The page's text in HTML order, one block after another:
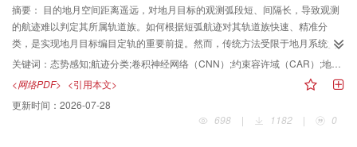
摘要： 目的地月空间距离遥远，对地月目标的观测弧段短、间隔长，导致观测
的航迹难以判定其所属轨道族。如何根据短弧航迹对其轨道族快速、精准分
类，是实现地月目标编目定轨的重要前提。然而，传统方法受限于地月系统复
杂的三体动力学特性，且先验知识与统计信息不足，对航迹分类存在精度低、
效率不足的缺陷。为解决该问题，提出一种结合卷积神经网络（convolutional
neural network， CNN）与约束容许域（constraint admissible region，
CAR）的短弧航迹智能轨道族分类方法。方法首先，利用不同轨道族的雅可比
常数约束，构建各轨道族的CAR，表征假设轨道集合。其次，根据地月轨道数
关键词： 态势感知;航迹分类;卷积神经网络（CNN）;约束容许域（CAR）;地月空间目标;融合算法
<网络PDF> <引用本文>
更新时间： 2026-07-28
698
| 1182 | 0